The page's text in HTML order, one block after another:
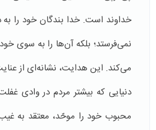
خداوند است. خدا بندگان خود را به
نمی‌فرستد؛ بلکه آن‌ها را به سوی
می‌کند. این هدایت، نشانه‌ای از
دنیایی که بیشتر مردم در وادی
محبوب خود را موحّد، معتقد به